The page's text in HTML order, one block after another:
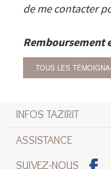
de me contacter
Remboursement
TOUS LES
INFOS TAZIRIT
ASSISTANCE
SUIVEZ-NOUS